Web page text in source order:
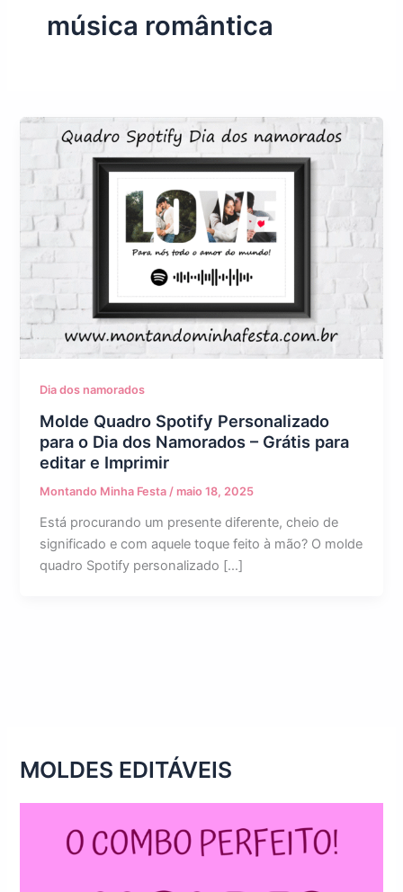
música romântica
Dia dos namorados
Molde Quadro Spotify Personalizado
para o Dia dos Namorados – Grátis para
editar e Imprimir
Montando Minha Festa/ maio 18, 2025
Está procurando um presente diferente, cheio de
significado e com aquele toque feito à mão? O molde
quadro Spotify personalizado […]
MOLDES EDITÁVEIS